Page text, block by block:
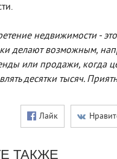
недвижимости -
делают возможным,
или продажи, когда
десятки тысяч.
Лайк
ТАКЖЕ